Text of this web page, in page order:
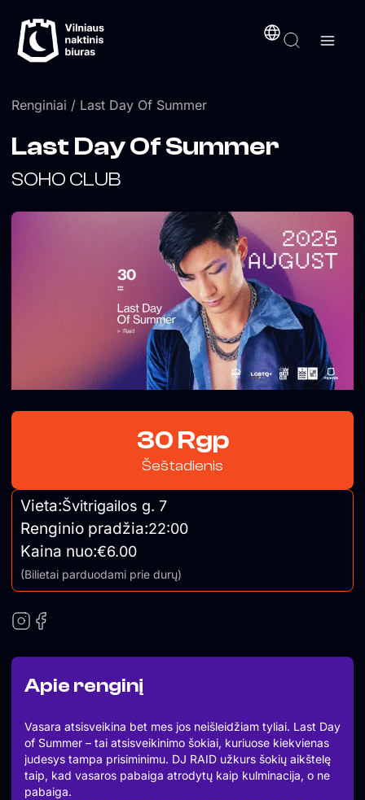
prie
turinio
Renginiai / Last Day Of Summer
Apie renginį
Vasara atsisveikina bet mes jos neišleidžiam tyliai. Last Day
of Summer – tai atsisveikinimo šokiai, kuriuose kiekvienas
judesys tampa prisiminimu. DJ RAID užkurs šokių aikštelę
taip, kad vasaros pabaiga atrodytų kaip kulminacija, o ne
pabaiga.
Last Day Of Summer
SOHO CLUB
30 Rgp
Šeštadienis
Vieta:Švitrigailos g. 7
Renginio pradžia:22:00
Kaina nuo:€6.00
(Bilietai parduodami prie durų)